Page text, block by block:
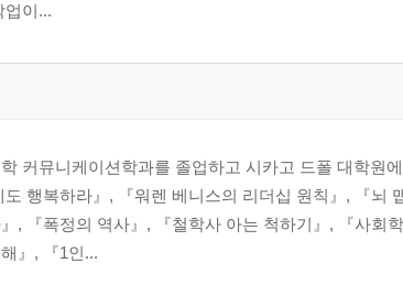
업이...
커뮤니케이션학과를 졸업하고 시카고 드폴 대학원
도 행복하라』, 『워렌 베니스의 리더십 원칙』, 『뇌
』, 『폭정의 역사』, 『철학사 아는 척하기』, 『사
』, 『1인...